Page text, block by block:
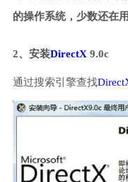
的操作系统，少数还在
2、安装DirectX 9.0c
通过搜索引擎查找